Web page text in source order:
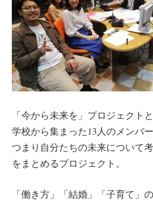
「今から未来を」プロジェクト
学校から集まった13人のメンバ
つまり自分たちの未来について
をまとめるプロジェクト。
「働き方」「結婚」「子育て」